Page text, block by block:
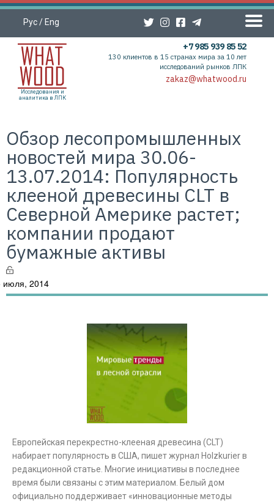
Рус/ Eng
Исследования и
аналитика в ЛПК
+7 985 939 85 52
130 клиентов в 15 странах мира за 10 лет
исследований рынков ЛПК
zakaz@whatwood.ru
Обзор лесопромышленных
новостей мира 30.06-
13.07.2014: Популярность
клееной древесины CLT в
Северной Америке растет;
компании продают
бумажные активы
июля, 2014
Европейская перекрестно-клееная древесина (CLT)
набирает популярность в США, пишет журнал Holzkurier в
редакционной статье. Многие инициативы в последнее
время были связаны с этим материалом. Белый дом
официально поддерживает «инновационные методы